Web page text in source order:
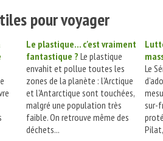
pour voyager
Le plastique... c'est vraiment
fantastique ? Le plastique
envahit et pollue toutes les
zones de la planète : l'Arctique
et l'Antarctique sont touchées,
malgré une population très
faible. On retrouve même des
déchets...
Le
sur-